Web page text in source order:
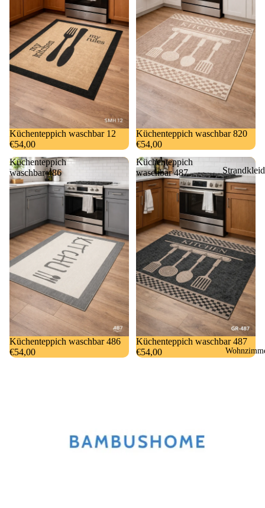
Strandkleid
&
mäntel
Sauna- und
e
&
Küchenteppich waschbar 12
€54,00
Küchenteppich waschbar 820
€54,00
Küchenteppich
waschbar 486
Küchenteppich waschbar 486
€54,00
Küchenteppich
waschbar 487
Küchenteppich waschbar 487
€54,00